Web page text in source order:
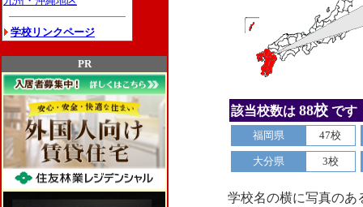
学校リンクページ
PR
該当校数は 88校です
福岡県 47校
大分県 3校
学校名の横に写真のあ